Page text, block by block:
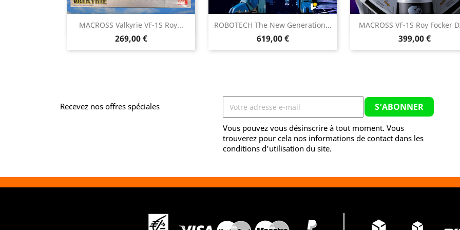
MACROSS Valkyrie VF-1S Roy...
Prix
269,00 €
Aperçu rapide ROBOTECH The New Generation...
Prix
619,00 €
 Aperçu rapide MACROSS VF-1S Roy Focker
Prix
399,00 €
 Aperçu rapide
Recevez nos offres spéciales
Vous pouvez vous désinscrire à tout moment. Vous
trouverez pour cela nos informations de contact dans les
conditions d'utilisation du site.